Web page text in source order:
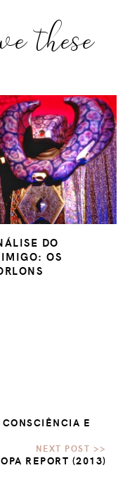
these
DO
OS
E
REPORT (2013)